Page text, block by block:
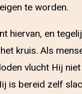
te worden.
hiervan, en
kruis. Als
vlucht Hij
is bereid zelf